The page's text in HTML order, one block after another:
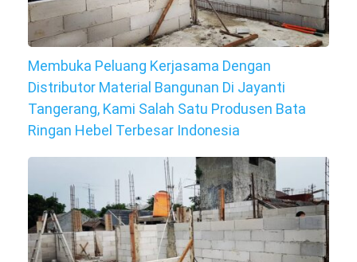
Membuka Peluang Kerjasama Dengan
Distributor Material Bangunan Di Jayanti
Tangerang, Kami Salah Satu Produsen Bata
Ringan Hebel Terbesar Indonesia